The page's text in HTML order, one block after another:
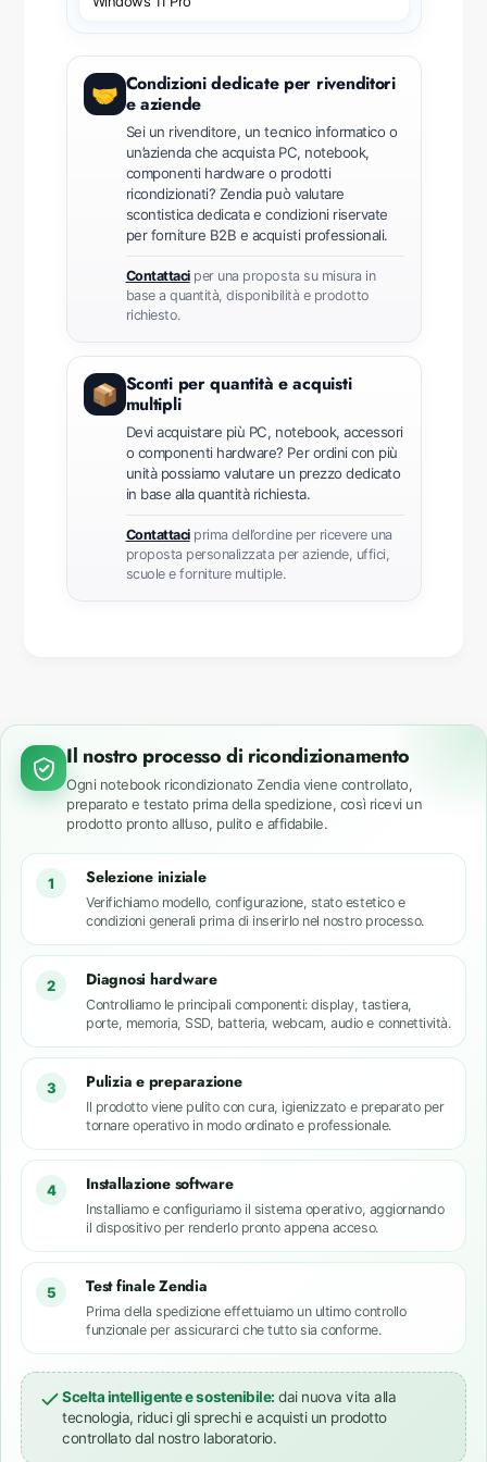
🤝 Condizioni dedicate per rivenditori
e aziende
Sei un rivenditore, un tecnico informatico o
un’azienda che acquista PC, notebook,
componenti hardware o prodotti
ricondizionati? Zendia può valutare
scontistica dedicata e condizioni riservate
per forniture B2B e acquisti professionali.
Contattaciper una proposta su misura in
base a quantità, disponibilità e prodotto
richiesto.
📦 Sconti per quantità e acquisti
multipli
Devi acquistare più PC, notebook, accessori
o componenti hardware? Per ordini con più
unità possiamo valutare un prezzo dedicato
in base alla quantità richiesta.
Contattaciprima dell’ordine per ricevere una
proposta personalizzata per aziende, uffici,
scuole e forniture multiple.
Il nostro processo di ricondizionamento
Ogni notebook ricondizionato Zendia viene controllato,
preparato e testato prima della spedizione, così ricevi un
prodotto pronto all’uso, pulito e affidabile.
1 Selezione iniziale
Verifichiamo modello, configurazione, stato estetico e
condizioni generali prima di inserirlo nel nostro processo.
2 Diagnosi hardware
Controlliamo le principali componenti: display, tastiera,
porte, memoria, SSD, batteria, webcam, audio e connettività.
3 Pulizia e preparazione
Il prodotto viene pulito con cura, igienizzato e preparato per
tornare operativo in modo ordinato e professionale.
4 Installazione software
Installiamo e configuriamo il sistema operativo, aggiornando
il dispositivo per renderlo pronto appena acceso.
5 Test finale Zendia
Prima della spedizione effettuiamo un ultimo controllo
funzionale per assicurarci che tutto sia conforme.
Scelta intelligente e sostenibile: dai nuova vita alla
tecnologia, riduci gli sprechi e acquisti un prodotto
controllato dal nostro laboratorio.